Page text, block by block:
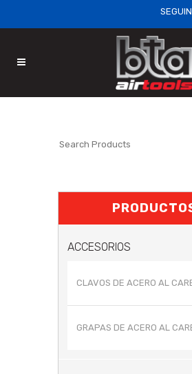
ACCESORIOS
CLAVOS DE ACERO AL
GRAPAS DE ACERO AL